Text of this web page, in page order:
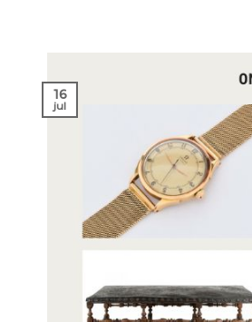
16
jul